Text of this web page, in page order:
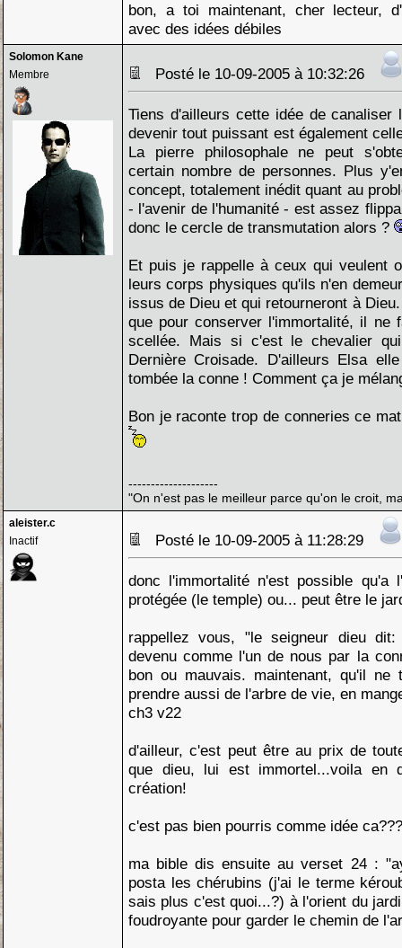
bon, a toi maintenant, cher lecteur,
avec des idées débiles
Solomon Kane
Membre
Posté le 10-09-2005 à 10:32:26
Tiens d'ailleurs cette idée de canaliser
devenir tout puissant est également
La pierre philosophale ne peut
certain nombre de personnes. Plus
concept, totalement inédit quant au
- l'avenir de l'humanité - est assez
donc le cercle de transmutation alors ?
Et puis je rappelle à ceux qui veulent
leurs corps physiques qu'ils n'en
issus de Dieu et qui retourneront à
que pour conserver l'immortalité, il ne
scellée. Mais si c'est le chevalier
Dernière Croisade. D'ailleurs Elsa
tombée la conne ! Comment ça je
Bon je raconte trop de conneries ce
--------------------
"On n'est pas le meilleur parce qu'on le croit,
aleister.c
Inactif
Posté le 10-09-2005 à 11:28:29
donc l'immortalité n'est possible qu'a
protégée (le temple) ou... peut être le
rappellez vous, "le seigneur dieu
devenu comme l'un de nous par la
bon ou mauvais. maintenant, qu'il ne
prendre aussi de l'arbre de vie, en
ch3 v22
d'ailleur, c'est peut être au prix de
que dieu, lui est immortel...voila en
création!
c'est pas bien pourris comme idée ca???
ma bible dis ensuite au verset 24 :
posta les chérubins (j'ai le terme
sais plus c'est quoi...?) à l'orient du
foudroyante pour garder le chemin de